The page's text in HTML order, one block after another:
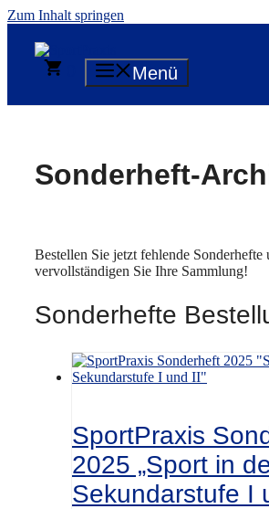
Zum Inhalt springen
Menü
Sonderheft-
Bestellen Sie jetzt fehlende Sonderhefte
vervollständigen Sie Ihre Sammlung!
Sonderhefte
SportPraxis
2025 „Sport in
Sekundarstufe I